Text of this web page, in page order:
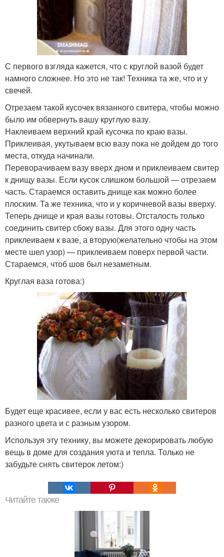
С первого взгляда кажется, что с круглой вазой будет
намного сложнее. Но это не так! Техника та же, что и у
свечей.
Отрезаем такой кусочек вязанного свитера, чтобы можно
было им обвернуть вашу круглую вазу.
Наклеиваем верхний край кусочка по краю вазы.
Приклеивая, укутываем всю вазу пока не дойдем до того
места, откуда начинали.
Переворачиваем вазу вверх дном и приклеиваем свитер
к днищу вазы. Если кусок слишком большой — отрезаем
часть. Стараемся оставить днище как можно более
плоским. Та же техника, что и у коричневой вазы вверху.
Теперь днище и края вазы готовы. Отсталость только
соединить свитер сбоку вазы. Для этого одну часть
приклеиваем к вазе, а вторую(желательно чтобы на этом
месте шел узор) — приклеиваем поверх первой части.
Стараемся, чтоб шов был незаметным.
Круглая ваза готова:)
Будет еще красивее, если у вас есть несколько свитеров
разного цвета и с разным узором.
Используя эту технику, вы можете декорировать любую
вещь в доме для создания уюта и тепла. Только не
забудьте снять свитерок летом:)
Читайте также